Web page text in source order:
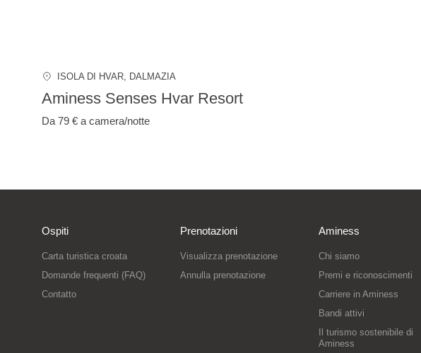
ISOLA DI HVAR , DALMAZIA
Aminess Senses Hvar Resort
Da 79 € a camera/notte
Ospiti
Carta turistica croata
Domande frequenti (FAQ)
Contatto
Prenotazioni
Visualizza prenotazione
Annulla prenotazione
Aminess
Chi siamo
Premi e riconoscimenti
Carriere in Aminess
Bandi attivi
Il turismo sostenibile di
Aminess